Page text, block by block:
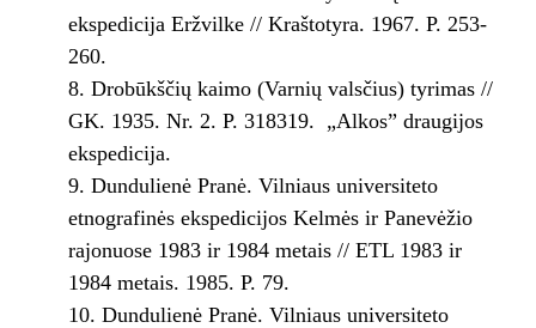
ekspedicija Eržvilke // Kraštotyra. 1967. P. 253­
260.
Drobūkščių kaimo (Varnių valsčius) tyrimas //
GK. 1935. Nr. 2. P. 318­319. ­ „Alkos” draugijos
ekspedicija.
Dundulienė Pranė. Vilniaus universiteto
etnografinės ekspedicijos Kelmės ir Panevėžio
rajonuose 1983 ir 1984 metais // ETL 1983 ir
1984 metais. 1985. P. 7­9.
Dundulienė Pranė. Vilniaus universiteto